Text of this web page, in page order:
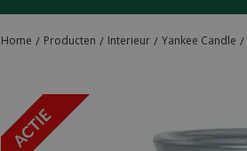
Home Producten Interieur Yankee Candle